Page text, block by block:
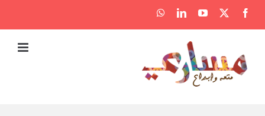
to
content
Facebook
X
YouTube
LinkedIn
WhatsApp